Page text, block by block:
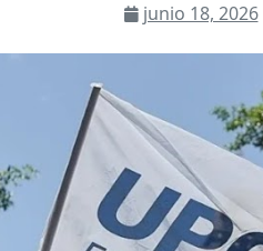
junio 18, 2026